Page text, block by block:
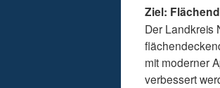
Ziel:
Der Landkreis
mit moderner
verbessert